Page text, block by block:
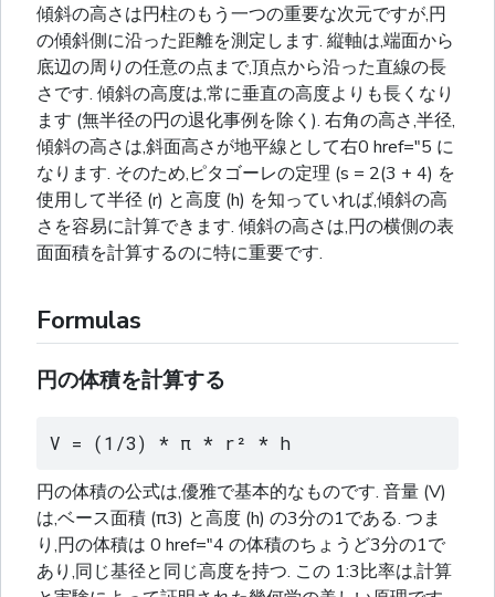
傾斜の高さは円柱のもう一つの重要な次元ですが,円
の傾斜側に沿った距離を測定します. 縦軸は,端面から
底辺の周りの任意の点まで,頂点から沿った直線の長
さです. 傾斜の高度は,常に垂直の高度よりも長くなり
ます (無半径の円の退化事例を除く). 右角の高さ,半径,
傾斜の高さは,斜面高さが地平線として右0 href="5 に
なります. そのため,ピタゴーレの定理 (s = 2(3 + 4) を
使用して半径 (r) と高度 (h) を知っていれば,傾斜の高
さを容易に計算できます. 傾斜の高さは,円の横側の表
面面積を計算するのに特に重要です.
Formulas
円の体積を計算する
V = (1/3) * π * r² * h
円の体積の公式は,優雅で基本的なものです. 音量 (V)
は,ベース面積 (π3) と高度 (h) の3分の1である. つま
り,円の体積は 0 href="4 の体積のちょうど3分の1で
あり,同じ基径と同じ高度を持つ. この 1:3比率は,計算